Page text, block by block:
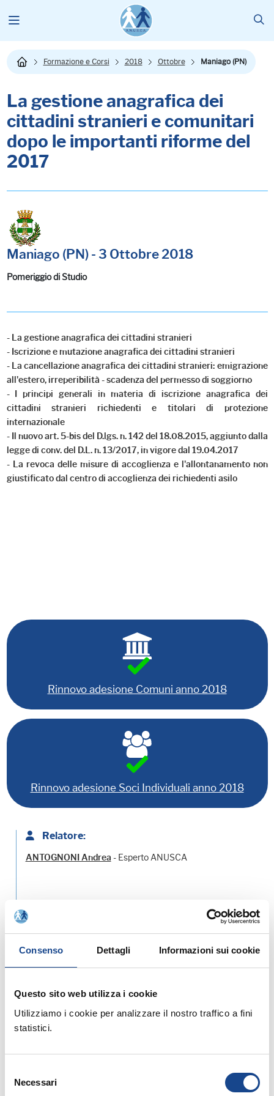
Consenso Dettagli Informazioni sui cookie
Questo sito web utilizza i cookie
Utilizziamo i cookie per analizzare il nostro traffico a fini
statistici.
delNecessari
Formazione e Corsi 2018 Ottobre Maniago (PN)
La gestione anagrafica dei
cittadini stranieri e comunitari
dopo le importanti riforme del
2017
Maniago (PN) - 3 Ottobre 2018
Pomeriggio di Studio
- La gestione anagrafica dei cittadini stranieri
- Iscrizione e mutazione anagrafica dei cittadini stranieri
- La cancellazione anagrafica dei cittadini stranieri: emigrazione
all'estero, irreperibilità - scadenza del permesso di soggiorno
- I principi generali in materia di iscrizione anagrafica dei
cittadini stranieri richiedenti e titolari di protezione
internazionale
- Il nuovo art. 5-bis del D.lgs. n. 142 del 18.08.2015, aggiunto dalla
legge di conv. del D.L. n. 13/2017, in vigore dal 19.04.2017
- La revoca delle misure di accoglienza e l'allontanamento non
giustificato dal centro di accoglienza dei richiedenti asilo
Rinnovo adesione Comuni anno 2018
Rinnovo adesione Soci Individuali anno 2018
Relatore:
ANTOGNONI Andrea - Esperto ANUSCA
PROGRAMMA - SCHEDA DI ISCRIZIONE
Prossimi corsi in programma: